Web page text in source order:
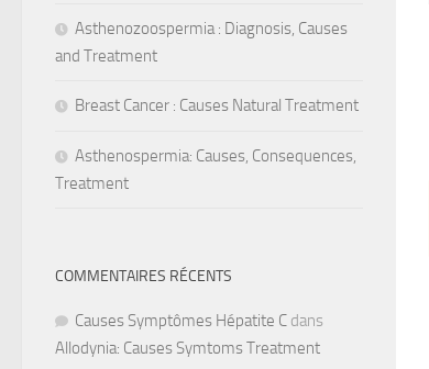
Asthenozoospermia : Diagnosis, Causes
and Treatment
Breast Cancer : Causes Natural Treatment
Asthenospermia: Causes, Consequences,
Treatment
COMMENTAIRES RÉCENTS
Causes Symptômes Hépatite C dans
Allodynia: Causes Symtoms Treatment